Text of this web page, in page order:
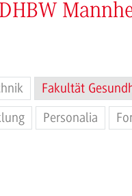
Fakultät
Personalia